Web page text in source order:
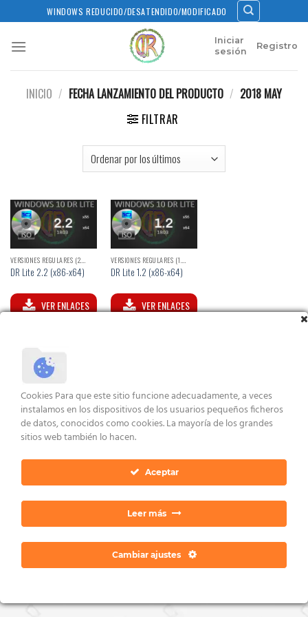
to
content
WINDOWS REDUCIDO/DESATENDIDO/MODIFICADO
Iniciar
sesión
Registro
INICIO / FECHA LANZAMIENTO DEL PRODUCTO / 2018 MAY
FILTRAR
DR Lite 2.2 (x86-x64)
VER ENLACES
DR Lite 1.2 (x86-x64)
VER ENLACES
AVISO LEGAL Y CONDICIONES
Copyright 2026 ©Dan Ratia
Cookies Para que este sitio funcione adecuadamente, a veces
instalamos en los dispositivos de los usuarios pequeños ficheros
de datos, conocidos como cookies. La mayoría de los grandes
sitios web también lo hacen.
Aceptar
Leer más
Cambiar ajustes